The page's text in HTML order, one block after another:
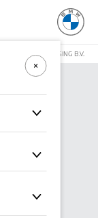
B.V.